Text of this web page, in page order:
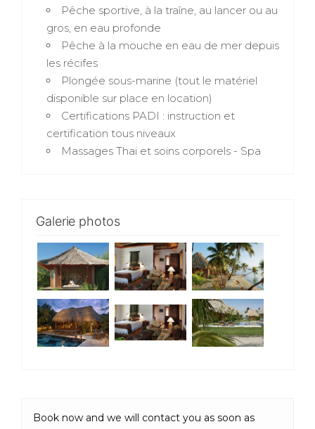
Pêche sportive, à la traîne, au lancer ou au
gros, en eau profonde
Pêche à la mouche en eau de mer depuis
les récifes
Plongée sous-marine (tout le matériel
disponible sur place en location)
Certifications PADI : instruction et
certification tous niveaux
Massages Thai et soins corporels - Spa
Galerie photos
Book now and we will contact you as soon as